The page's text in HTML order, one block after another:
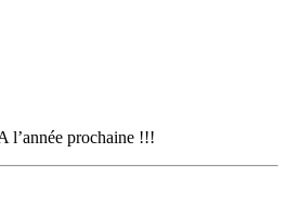
l’année prochaine !!!